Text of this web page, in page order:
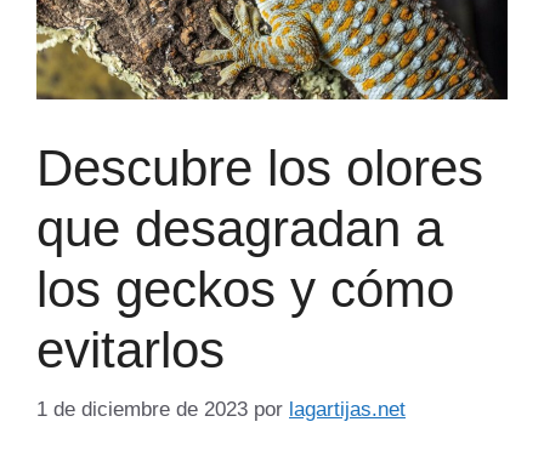
Descubre los olores
que desagradan a
los geckos y cómo
evitarlos
1 de diciembre de 2023 por lagartijas.net